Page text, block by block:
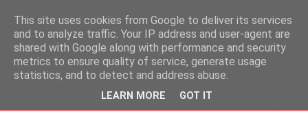
This site uses cookies from Google to deliver its services
and to analyze traffic. Your IP address and user-agent are
shared with Google along with performance and security
metrics to ensure quality of service, generate usage
statistics, and to detect and address abuse.
LEARN MORE GOT IT